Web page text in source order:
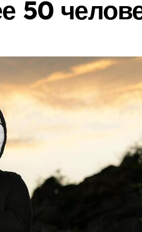
50